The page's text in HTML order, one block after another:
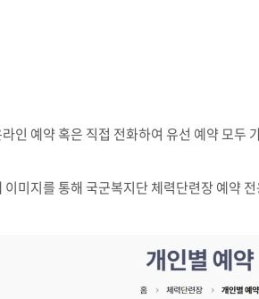
인 예약 혹은 직접 전화하여 유선 예약 모두
미지를 통해 국군복지단 체력단련장 예약